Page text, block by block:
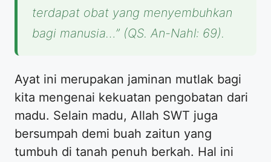
terdapat obat yang menyembuhkan
bagi manusia…” (QS. An-Nahl: 69).
Ayat ini merupakan jaminan mutlak bagi
kita mengenai kekuatan pengobatan dari
madu. Selain madu, Allah SWT juga
bersumpah demi buah zaitun yang
tumbuh di tanah penuh berkah. Hal ini